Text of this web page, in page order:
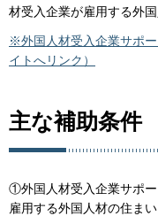
材受入企業が雇用する外
※外国人材受入企業サポ
イトへリンク）
主な補助条件
①外国人材受入企業サポー
雇用する外国人材の住ま